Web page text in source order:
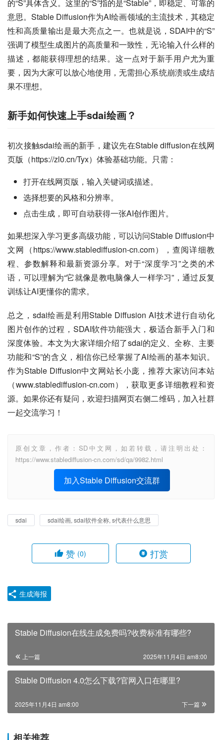
的“S”具体含义。这里的“S”指的是“Stable”，即稳定、可靠的
意思。Stable Diffusion作为AI绘画领域的主流技术，其稳定
性和高质量输出是最大亮点之一。也就是说，SDAI中的“S”
强调了模型生成图片的高质量和一致性，无论输入什么样的
描述，都能获得理想的结果。这一点对于新手用户尤为重
要，因为大家可以放心地使用，无需担心系统崩溃或生成结
果不理想。
新手如何快速上手sdai绘画？
初次接触sdai绘画的新手，建议先在Stable diffusion在线网
页版（https://zl0.cn/Tyx）体验基础功能。只需：
打开在线网页版，输入关键词或描述。
选择想要的风格和分辨率。
点击生成，即可自动获得一张AI创作图片。
如果想深入学习更多高级功能，可以访问Stable Diffusion中
文网（https://www.stablediffusion-cn.com），查阅详细教
程、参数解释和最新资源分享。对于“深度学习”之类的术
语，可以理解为“它就像是教电脑像人一样学习”，通过反复
训练让AI更懂你的需求。
总之，sdai绘画是利用Stable Diffusion AI技术进行自动化
图片创作的过程，SDAI软件功能强大，极适合新手入门和
深度体验。本文为大家详细介绍了sdai的定义、全称、主要
功能和“S”的含义，相信你已经掌握了AI绘画的基本知识。
作为Stable Diffusion中文网站长小庞，推荐大家访问本站
（www.stablediffusion-cn.com），获取更多详细教程和资
源。如果你还有疑问，欢迎扫描网页右侧二维码，加入社群
一起交流学习！
原创文章，作者：SD中文网，如若转载，请注明出处：
https://www.stablediffusion-cn.com/sd/qa/9982.html
加入Stable Diffusion交流群
sdai sdai绘画, sdai软件全称, s代表什么意思
赞 (0) 打赏
生成海报
Stable Diffusion在线生成免费吗?收费标准有哪些?
上一篇 2025年11月4日 am8:00
Stable Diffusion 4.0怎么下载?官网入口在哪里?
下一篇
2025年11月4日 am8:00
相关推荐